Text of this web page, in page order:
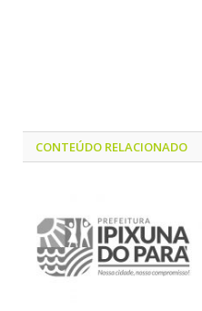
CONTEÚDO RELACIONADO